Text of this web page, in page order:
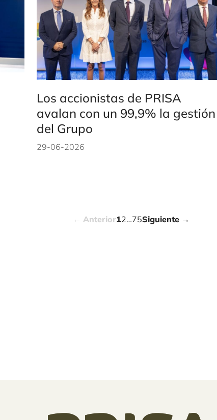
Los accionistas de PRISA
avalan con un 99,9% la gestión
del Grupo
29-06-2026
Anterior12…75Siguiente